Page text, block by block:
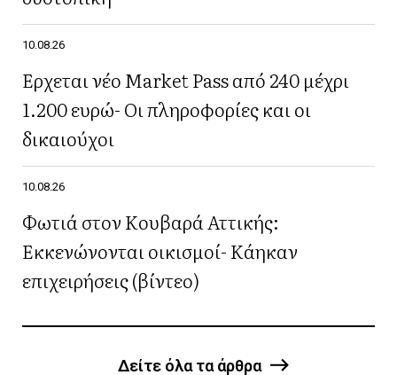
10.08.26
Έρχεται νέο Market Pass από 240 μέχρι
1.200 ευρώ- Οι πληροφορίες και οι
δικαιούχοι
10.08.26
Φωτιά στον Κουβαρά Αττικής:
Εκκενώνονται οικισμοί- Κάηκαν
επιχειρήσεις (βίντεο)
Δείτε όλα τα άρθρα